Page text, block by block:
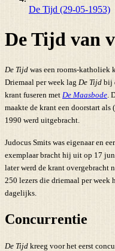
De Tijd (29-05-1953)
De Tijd van
De Tijd was een rooms-katholiek
Driemaal per week lag De Tijd bij
krant fuseren met De Maasbode .
maakte de krant een doorstart
1990 werd uitgebracht.
Judocus Smits was eigenaar en
exemplaar bracht hij uit op 17
later werd de krant overgebracht
250 lezers die driemaal per week
dagelijks.
Concurrentie
De Tijd kreeg voor het eerst